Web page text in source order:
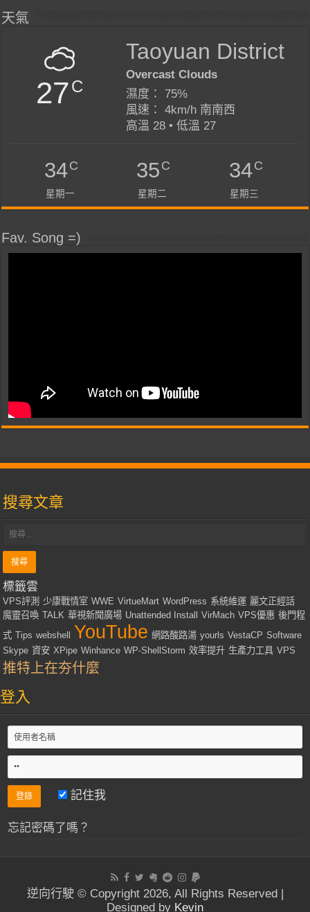
天氣
27C
Taoyuan District
Overcast Clouds
濕度： 75%
風速： 4km/h 南南西
高溫 28 • 低溫 27
34C
星期一
35C
星期二
34C
星期三
Fav. Song =)
搜尋文章
標籤雲
VPS評測 少康戰情室 WWE VirtueMart WordPress 系統維運 麗文正經話
魔靈召喚 TALK 華視新聞廣場 Unattended Install VirMach VPS優惠 後門程
式 Tips webshell YouTube 網路酸路湯 yourls VestaCP Software
Skype 資安 XPipe Winhance WP-ShellStorm 效率提升 生產力工具 VPS
推特上在夯什麼
登入
記住我
忘記密碼了嗎？
逆向行駛 © Copyright 2026, All Rights Reserved |
Designed by Kevin